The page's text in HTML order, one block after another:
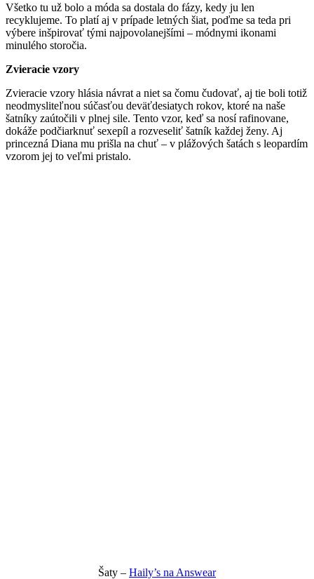
Všetko tu už bolo a móda sa dostala do fázy, kedy ju len
recyklujeme. To platí aj v prípade letných šiat, poďme sa teda pri
výbere inšpirovať tými najpovolanejšími – módnymi ikonami
minulého storočia.
Zvieracie vzory
Zvieracie vzory hlásia návrat a niet sa čomu čudovať, aj tie boli totiž
neodmysliteľnou súčasťou deväťdesiatych rokov, ktoré na naše
šatníky zaútočili v plnej sile. Tento vzor, keď sa nosí rafinovane,
dokáže podčiarknuť sexepíl a rozveseliť šatník každej ženy. Aj
princezná Diana mu prišla na chuť – v plážových šatách s leopardím
vzorom jej to veľmi pristalo.
Šaty – Haily’s na Answear